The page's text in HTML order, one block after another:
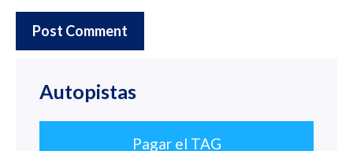
Autopistas
Pagar el TAG